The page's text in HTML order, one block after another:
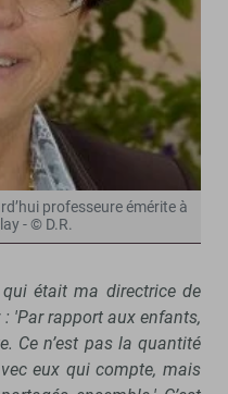
professeure émérite à
- © D.R.
qui était ma directrice de
'Par rapport aux enfants,
Ce n’est pas la quantité
eux qui compte, mais